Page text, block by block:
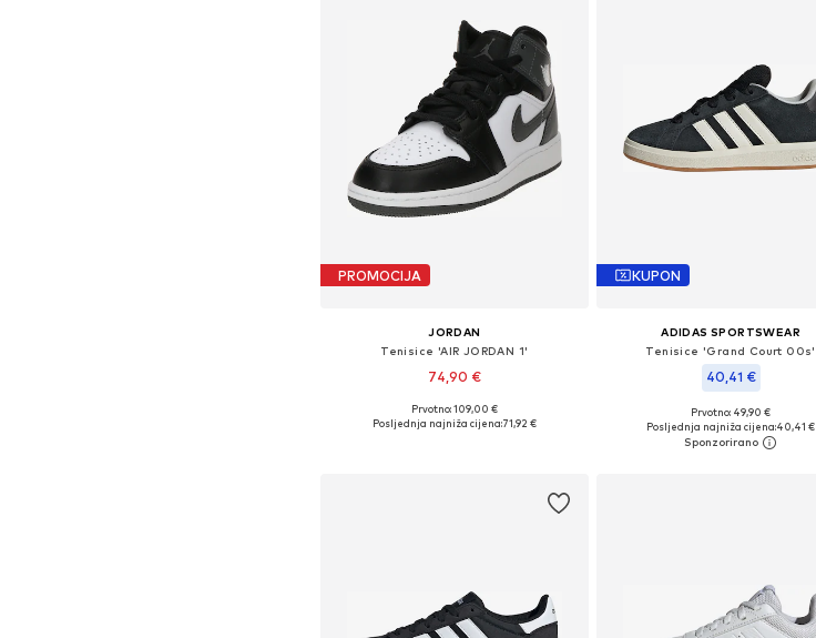
PROMOCIJA
JORDAN
Tenisice 'AIR JORDAN 1'
74,90 €
Dostupno u više veličina
Prvotno: 109,00 €
Posljednja najniža cijena:71,92 €
KUPON
ADIDAS SPORTSWEAR
Tenisice 'Grand Court 00s'
40,41 €
+ 6
Dostupno u više veličina
Dodaj u košaricu
Prvotno: 49,90 €
Posljednja najniža cijena:40,41 €